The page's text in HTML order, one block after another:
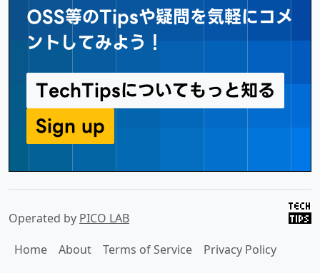
OSS等のTipsや疑問を気軽にコメ
ントしてみよう！
TechTipsについてもっと知る
Sign up
Operated by PICO LAB
Home
About Terms of Service Privacy Policy